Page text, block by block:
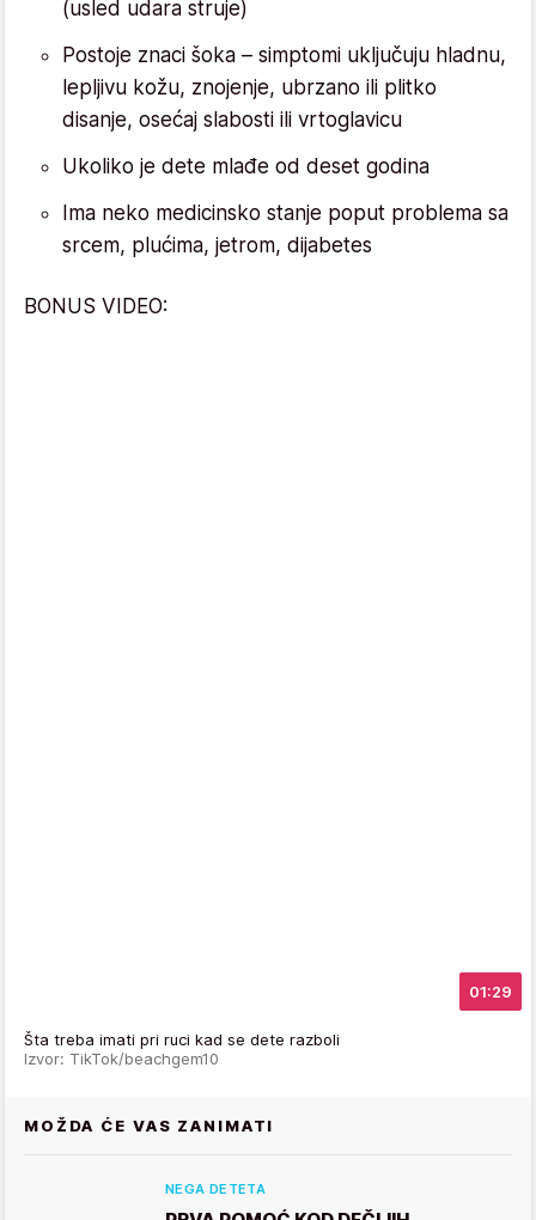
(usled udara struje)
Postoje znaci šoka – simptomi uključuju hladnu,
lepljivu kožu, znojenje, ubrzano ili plitko
disanje, osećaj slabosti ili vrtoglavicu
Ukoliko je dete mlađe od deset godina
Ima neko medicinsko stanje poput problema sa
srcem, plućima, jetrom, dijabetes
BONUS VIDEO:
01:29
Šta treba imati pri ruci kad se dete razboli
Izvor: TikTok/beachgem10
MOŽDA ĆE VAS ZANIMATI
NEGA DETETA